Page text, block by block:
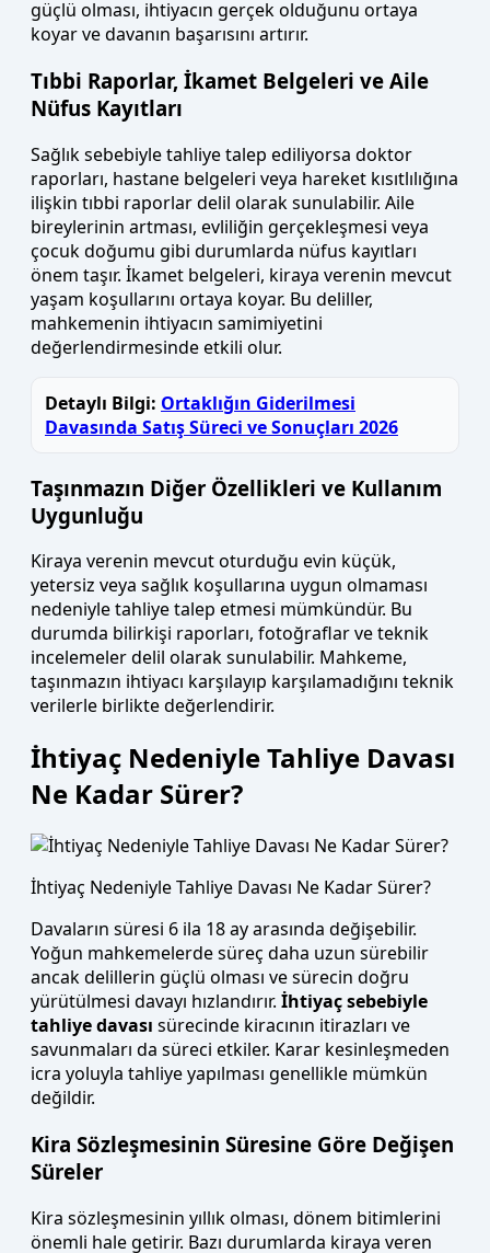
güçlü olması, ihtiyacın gerçek olduğunu ortaya
koyar ve davanın başarısını artırır.
Tıbbi Raporlar, İkamet Belgeleri ve Aile
Nüfus Kayıtları
Sağlık sebebiyle tahliye talep ediliyorsa doktor
raporları, hastane belgeleri veya hareket kısıtlılığına
ilişkin tıbbi raporlar delil olarak sunulabilir. Aile
bireylerinin artması, evliliğin gerçekleşmesi veya
çocuk doğumu gibi durumlarda nüfus kayıtları
önem taşır. İkamet belgeleri, kiraya verenin mevcut
yaşam koşullarını ortaya koyar. Bu deliller,
mahkemenin ihtiyacın samimiyetini
değerlendirmesinde etkili olur.
Detaylı Bilgi: Ortaklığın Giderilmesi
Davasında Satış Süreci ve Sonuçları 2026
Taşınmazın Diğer Özellikleri ve Kullanım
Uygunluğu
Kiraya verenin mevcut oturduğu evin küçük,
yetersiz veya sağlık koşullarına uygun olmaması
nedeniyle tahliye talep etmesi mümkündür. Bu
durumda bilirkişi raporları, fotoğraflar ve teknik
incelemeler delil olarak sunulabilir. Mahkeme,
taşınmazın ihtiyacı karşılayıp karşılamadığını teknik
verilerle birlikte değerlendirir.
İhtiyaç Nedeniyle Tahliye Davası
Ne Kadar Sürer?
İhtiyaç Nedeniyle Tahliye Davası Ne Kadar Sürer?
Davaların süresi 6 ila 18 ay arasında değişebilir.
Yoğun mahkemelerde süreç daha uzun sürebilir
ancak delillerin güçlü olması ve sürecin doğru
yürütülmesi davayı hızlandırır. İhtiyaç sebebiyle
tahliye davası sürecinde kiracının itirazları ve
savunmaları da süreci etkiler. Karar kesinleşmeden
icra yoluyla tahliye yapılması genellikle mümkün
değildir.
Kira Sözleşmesinin Süresine Göre Değişen
Süreler
Kira sözleşmesinin yıllık olması, dönem bitimlerini
önemli hale getirir. Bazı durumlarda kiraya veren